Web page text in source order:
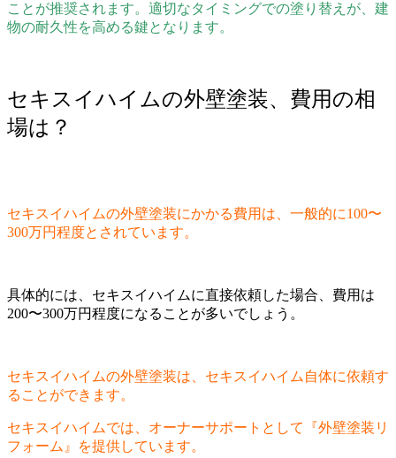
ことが推奨されます。適切なタイミングでの塗り替えが、建
物の耐久性を高める鍵となります。
セキスイハイムの外壁塗装、費用の相
場は？
セキスイハイムの外壁塗装にかかる費用は、一般的に100〜
300万円程度とされています。
具体的には、セキスイハイムに直接依頼した場合、費用は
200〜300万円程度になることが多いでしょう。
セキスイハイムの外壁塗装は、セキスイハイム自体に依頼す
ることができます。
セキスイハイムでは、オーナーサポートとして『外壁塗装リ
フォーム』を提供しています。